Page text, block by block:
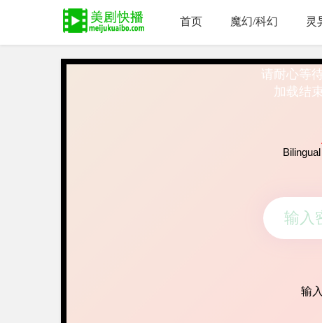
首页 魔幻/科幻 灵
请耐心等
加载结